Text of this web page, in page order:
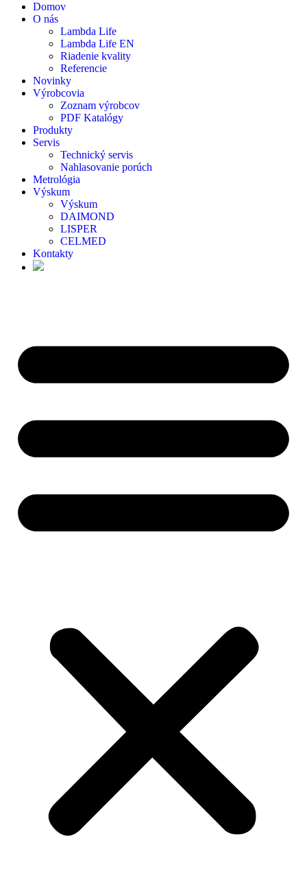
Domov
O nás
Lambda Life
Lambda Life EN
Riadenie kvality
Referencie
Novinky
Výrobcovia
Zoznam výrobcov
PDF Katalógy
Produkty
Servis
Technický servis
Nahlasovanie porúch
Metrológia
Výskum
Výskum
DAIMOND
LISPER
CELMED
Kontakty